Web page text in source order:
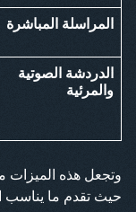
المراسلة المباشرة
الدردشة الصوتية
والمرئية
حيث تقدم ما يناسب